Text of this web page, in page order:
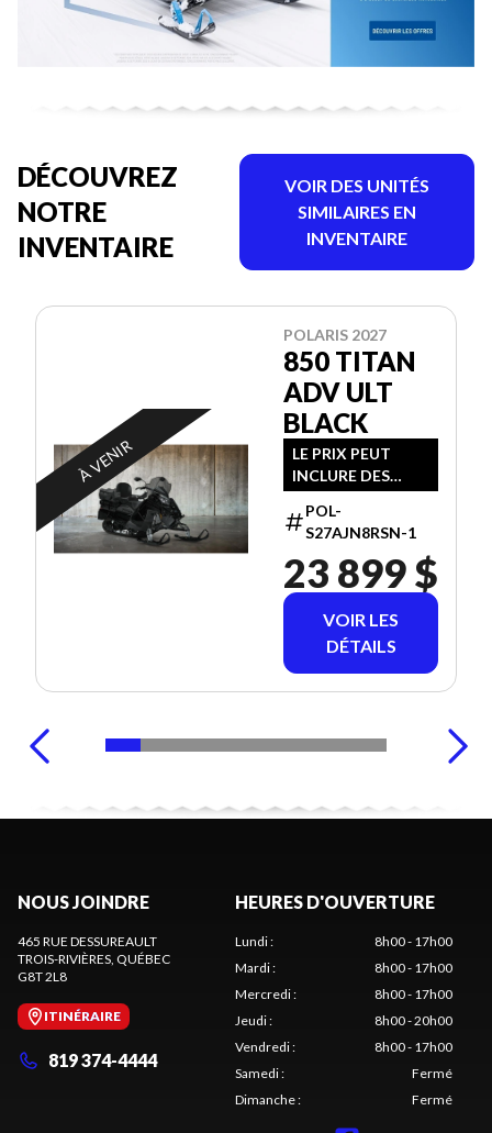
DÉCOUVREZ
NOTRE
INVENTAIRE
VOIR DES UNITÉS
SIMILAIRES EN
INVENTAIRE
À VENIR
POLARIS 2027
850 TITAN
ADV ULT
BLACK
LE PRIX PEUT
INCLURE DES
FRAIS
SUPPLÉMENTAIRE
POL-
S27AJN8RSN-1
23 899 $
VOIR LES
DÉTAILS
NOUS JOINDRE
465 RUE DESSUREAULT
TROIS-RIVIÈRES, QUÉBEC
G8T 2L8
ITINÉRAIRE
819 374-4444
HEURES D'OUVERTURE
Lundi:
8h00 - 17h00
Mardi:
8h00 - 17h00
Mercredi:
8h00 - 17h00
Jeudi:
8h00 - 20h00
Vendredi:
8h00 - 17h00
Samedi:
Fermé
Dimanche: Fermé